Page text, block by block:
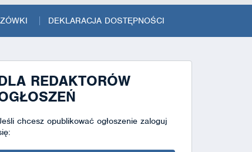
DEKLARACJA DOSTĘPNOŚCI
REDAKTORÓW
chcesz opublikować ogłoszenie zaloguj